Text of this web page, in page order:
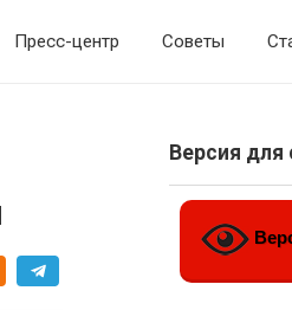
Пресс-центр Советы
Версия